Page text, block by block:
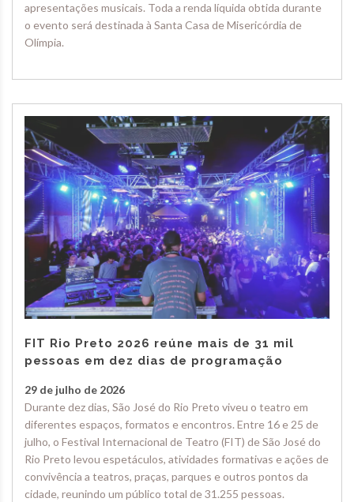
apresentações musicais. Toda a renda líquida obtida durante
o evento será destinada à Santa Casa de Misericórdia de
Olímpia.
FIT Rio Preto 2026 reúne mais de 31 mil
pessoas em dez dias de programação
29 de julho de 2026
Durante dez dias, São José do Rio Preto viveu o teatro em
diferentes espaços, formatos e encontros. Entre 16 e 25 de
julho, o Festival Internacional de Teatro (FIT) de São José do
Rio Preto levou espetáculos, atividades formativas e ações de
convivência a teatros, praças, parques e outros pontos da
cidade, reunindo um público total de 31.255 pessoas.